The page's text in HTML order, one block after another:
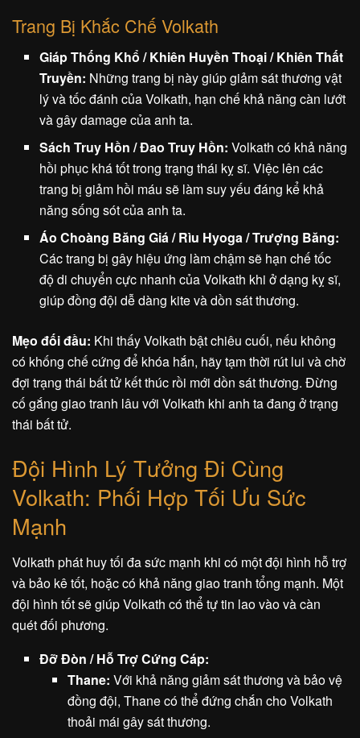
Trang Bị Khắc Chế Volkath
Giáp Thống Khổ / Khiên Huyền Thoại / Khiên Thất
Truyền: Những trang bị này giúp giảm sát thương vật
lý và tốc đánh của Volkath, hạn chế khả năng càn lướt
và gây damage của anh ta.
Sách Truy Hồn / Đao Truy Hồn: Volkath có khả năng
hồi phục khá tốt trong trạng thái kỵ sĩ. Việc lên các
trang bị giảm hồi máu sẽ làm suy yếu đáng kể khả
năng sống sót của anh ta.
Áo Choàng Băng Giá / Rìu Hyoga / Trượng Băng:
Các trang bị gây hiệu ứng làm chậm sẽ hạn chế tốc
độ di chuyển cực nhanh của Volkath khi ở dạng kỵ sĩ,
giúp đồng đội dễ dàng kite và dồn sát thương.
Mẹo đối đầu: Khi thấy Volkath bật chiêu cuối, nếu không
có khống chế cứng để khóa hắn, hãy tạm thời rút lui và chờ
đợi trạng thái bất tử kết thúc rồi mới dồn sát thương. Đừng
cố gắng giao tranh lâu với Volkath khi anh ta đang ở trạng
thái bất tử.
Đội Hình Lý Tưởng Đi Cùng
Volkath: Phối Hợp Tối Ưu Sức
Mạnh
Volkath phát huy tối đa sức mạnh khi có một đội hình hỗ trợ
và bảo kê tốt, hoặc có khả năng giao tranh tổng mạnh. Một
đội hình tốt sẽ giúp Volkath có thể tự tin lao vào và càn
quét đối phương.
Đỡ Đòn / Hỗ Trợ Cứng Cáp:
Thane: Với khả năng giảm sát thương và bảo vệ
đồng đội, Thane có thể đứng chắn cho Volkath
thoải mái gây sát thương.